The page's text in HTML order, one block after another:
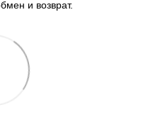
и возврат.